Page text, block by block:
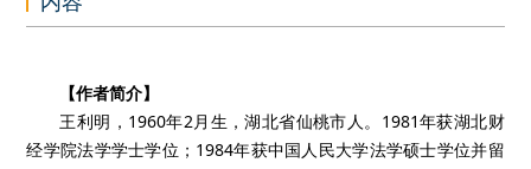
【作者简介】
王利明，1960年2月生，湖北省仙桃市人。1981年获湖北财
经学院法学学士学位；1984年获中国人民大学法学硕士学位并留